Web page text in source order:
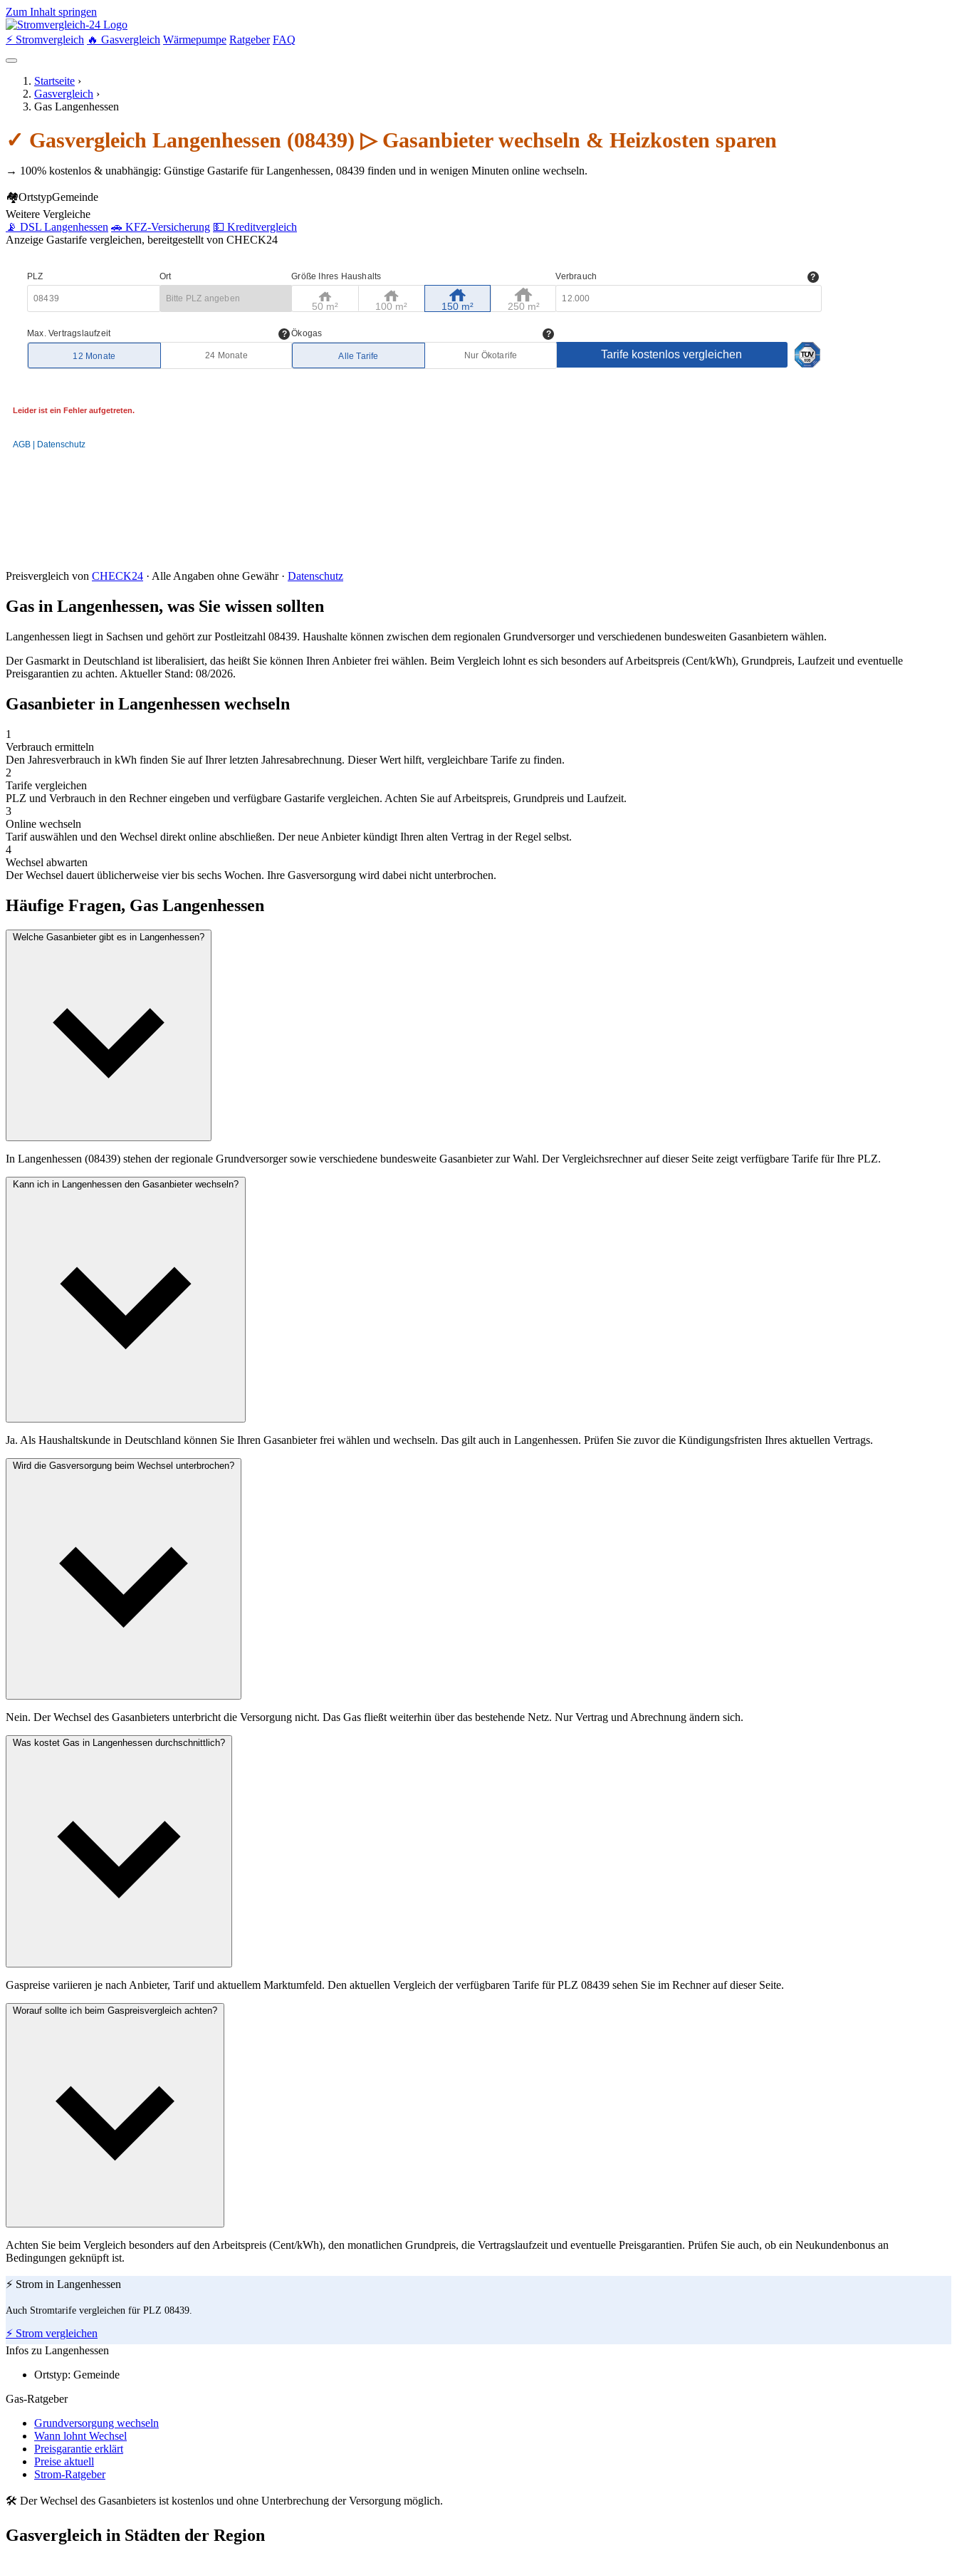
Zum Inhalt springen
⚡ Stromvergleich 🔥 Gasvergleich Wärmepumpe Ratgeber FAQ
Startseite ›
Gasvergleich ›
Gas Langenhessen
✓ Gasvergleich Langenhessen (08439) ▷ Gasanbieter wechseln & Heizkosten sparen
→ 100% kostenlos & unabhängig: Günstige Gastarife für Langenhessen, 08439 finden und in wenigen Minuten online wechseln.
🏘OrtstypGemeinde
Weitere Vergleiche
📡 DSL Langenhessen 🚗 KFZ-Versicherung 💵 Kreditvergleich
Anzeige Gastarife vergleichen, bereitgestellt von CHECK24
Preisvergleich von CHECK24 · Alle Angaben ohne Gewähr · Datenschutz
Gas in Langenhessen, was Sie wissen sollten
Langenhessen liegt in Sachsen und gehört zur Postleitzahl 08439. Haushalte können zwischen dem regionalen Grundversorger und verschiedenen bundesweiten Gasanbietern wählen.
Der Gasmarkt in Deutschland ist liberalisiert, das heißt Sie können Ihren Anbieter frei wählen. Beim Vergleich lohnt es sich besonders auf Arbeitspreis (Cent/kWh), Grundpreis, Laufzeit und eventuelle
Preisgarantien zu achten. Aktueller Stand: 08/2026.
Gasanbieter in Langenhessen wechseln
1
Verbrauch ermitteln
Den Jahresverbrauch in kWh finden Sie auf Ihrer letzten Jahresabrechnung. Dieser Wert hilft, vergleichbare Tarife zu finden.
2
Tarife vergleichen
PLZ und Verbrauch in den Rechner eingeben und verfügbare Gastarife vergleichen. Achten Sie auf Arbeitspreis, Grundpreis und Laufzeit.
3
Online wechseln
Tarif auswählen und den Wechsel direkt online abschließen. Der neue Anbieter kündigt Ihren alten Vertrag in der Regel selbst.
4
Wechsel abwarten
Der Wechsel dauert üblicherweise vier bis sechs Wochen. Ihre Gasversorgung wird dabei nicht unterbrochen.
Häufige Fragen, Gas Langenhessen
Welche Gasanbieter gibt es in Langenhessen?
In Langenhessen (08439) stehen der regionale Grundversorger sowie verschiedene bundesweite Gasanbieter zur Wahl. Der Vergleichsrechner auf dieser Seite zeigt verfügbare Tarife für Ihre PLZ.
Kann ich in Langenhessen den Gasanbieter wechseln?
Ja. Als Haushaltskunde in Deutschland können Sie Ihren Gasanbieter frei wählen und wechseln. Das gilt auch in Langenhessen. Prüfen Sie zuvor die Kündigungsfristen Ihres aktuellen Vertrags.
Wird die Gasversorgung beim Wechsel unterbrochen?
Nein. Der Wechsel des Gasanbieters unterbricht die Versorgung nicht. Das Gas fließt weiterhin über das bestehende Netz. Nur Vertrag und Abrechnung ändern sich.
Was kostet Gas in Langenhessen durchschnittlich?
Gaspreise variieren je nach Anbieter, Tarif und aktuellem Marktumfeld. Den aktuellen Vergleich der verfügbaren Tarife für PLZ 08439 sehen Sie im Rechner auf dieser Seite.
Worauf sollte ich beim Gaspreisvergleich achten?
Achten Sie beim Vergleich besonders auf den Arbeitspreis (Cent/kWh), den monatlichen Grundpreis, die Vertragslaufzeit und eventuelle Preisgarantien. Prüfen Sie auch, ob ein Neukundenbonus an
Bedingungen geknüpft ist.
⚡ Strom in Langenhessen
Auch Stromtarife vergleichen für PLZ 08439.
⚡ Strom vergleichen
Infos zu Langenhessen
Ortstyp: Gemeinde
Gas-Ratgeber
Grundversorgung wechseln
Wann lohnt Wechsel
Preisgarantie erklärt
Preise aktuell
Strom-Ratgeber
🛠 Der Wechsel des Gasanbieters ist kostenlos und ohne Unterbrechung der Versorgung möglich.
Gasvergleich in Städten der Region